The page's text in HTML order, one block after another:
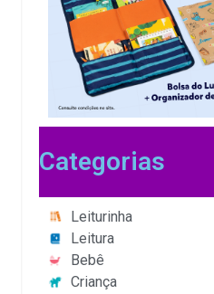
Categorias
Leiturinha
Leitura
Bebê
Criança